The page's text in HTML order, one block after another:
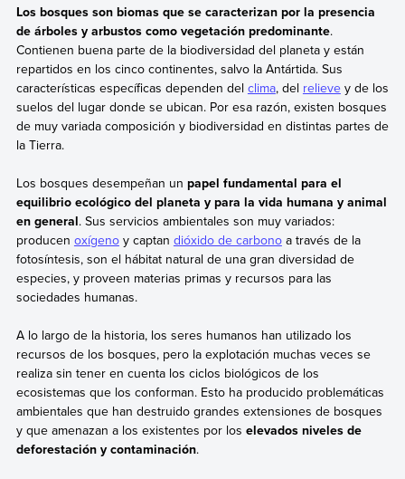
Los bosques son biomas que se caracterizan por la presencia
de árboles y arbustos como vegetación predominante.
Contienen buena parte de la biodiversidad del planeta y están
repartidos en los cinco continentes, salvo la Antártida. Sus
características específicas dependen del clima, del relievey de los
suelos del lugar donde se ubican. Por esa razón, existen bosques
de muy variada composición y biodiversidad en distintas partes de
la Tierra.
Los bosques desempeñan un papel fundamental para el
equilibrio ecológico del planeta y para la vida humana y animal
en general. Sus servicios ambientales son muy variados:
producen oxígenoy captan dióxido de carbonoa través de la
fotosíntesis, son el hábitat natural de una gran diversidad de
especies, y proveen materias primas y recursos para las
sociedades humanas.
A lo largo de la historia, los seres humanos han utilizado los
recursos de los bosques, pero la explotación muchas veces se
realiza sin tener en cuenta los ciclos biológicos de los
ecosistemas que los conforman. Esto ha producido problemáticas
ambientales que han destruido grandes extensiones de bosques
y que amenazan a los existentes por los elevados niveles de
deforestación y contaminación.